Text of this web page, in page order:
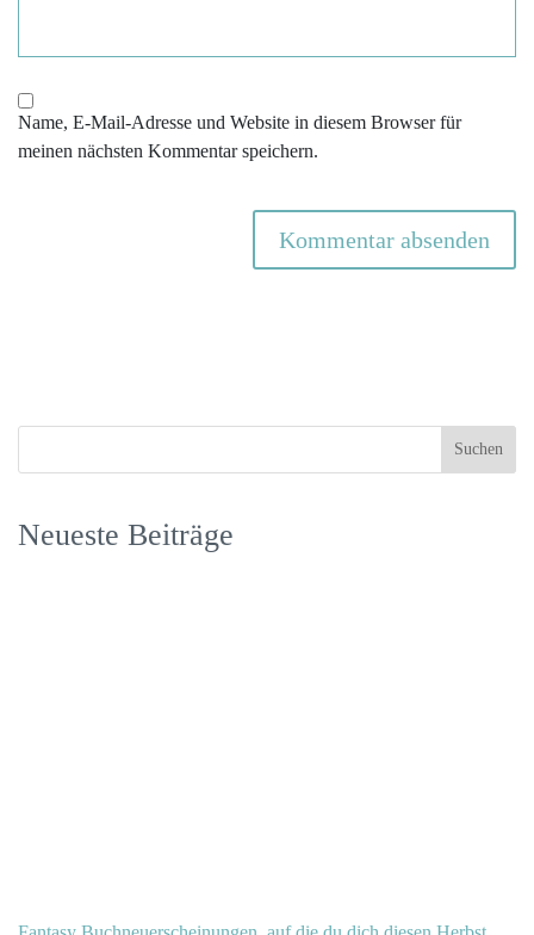
Name, E-Mail-Adresse und Website in diesem Browser für
meinen nächsten Kommentar speichern.
Neueste Beiträge